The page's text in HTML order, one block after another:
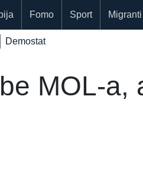
Fomo Sport Migranti
Demostat
MOL-a,